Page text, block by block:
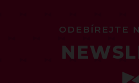
ODEBÍREJTE